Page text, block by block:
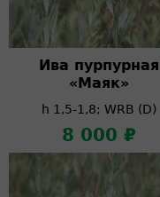
Ива пурпурная
«Маяк»
h 1,5-1,8; WRB (D)
8 000 ₽